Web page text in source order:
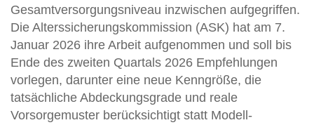
Gesamtversorgungsniveau inzwischen aufgegriffen.
Die Alterssicherungskommission (ASK) hat am 7.
Januar 2026 ihre Arbeit aufgenommen und soll bis
Ende des zweiten Quartals 2026 Empfehlungen
vorlegen, darunter eine neue Kenngröße, die
tatsächliche Abdeckungsgrade und reale
Vorsorgemuster berücksichtigt statt Modell-